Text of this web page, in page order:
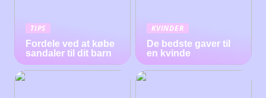
TIPS
Fordele ved at købe
sandaler til dit barn
KVINDER
De bedste gaver til
en kvinde